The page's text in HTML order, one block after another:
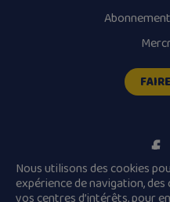
Nous utilisons des cookies
expérience de navigation,